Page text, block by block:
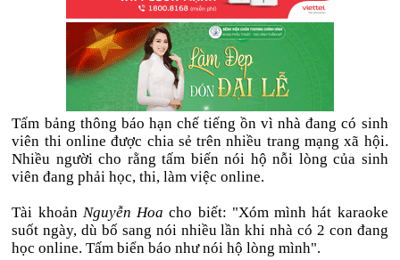
Tấm bảng thông báo hạn chế tiếng ồn vì nhà đang có sinh
viên thi online được chia sẻ trên nhiều trang mạng xã hội.
Nhiều người cho rằng tấm biến nói hộ nỗi lòng của sinh
viên đang phải học, thi, làm việc online.
Tài khoảnNguyễn Hoa cho biết: "Xóm mình hát karaoke
suốt ngày, dù bố sang nói nhiều lần khi nhà có 2 con đang
học online. Tấm biển báo như nói hộ lòng mình".